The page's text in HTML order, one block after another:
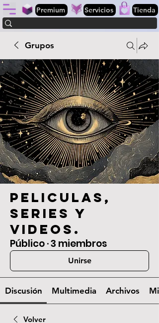
Premium Servicios Tienda
Grupos
Peliculas,
series y
videos.
Público·3 miembros
Unirse
Discusión Multimedia Archivos
Volver